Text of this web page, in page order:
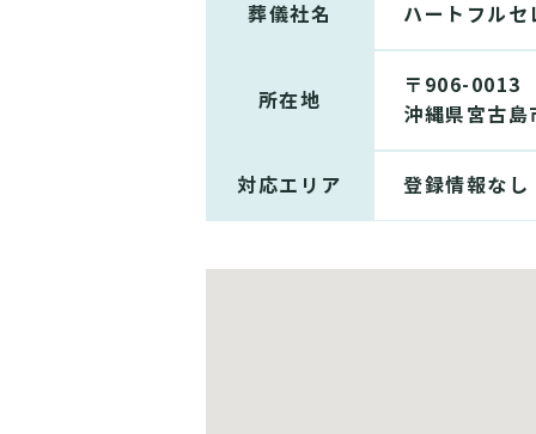
葬儀社名 ハートフル
所在地
〒906-0013
沖縄県宮古
対応エリア 登録情報なし